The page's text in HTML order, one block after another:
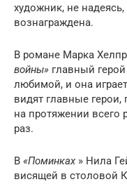
художник, не
вознаграждена.
В романе Марка
войны» главный
любимой, и она
видят главные
на протяжении всего
раз.
В «Поминках » Нила
висящей в столовой